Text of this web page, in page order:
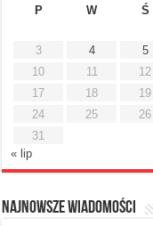
P
W Ś
3
4 5
10
11 12
17
18 19
24
25 26
31
« lip
Najnowsze Wiadomości